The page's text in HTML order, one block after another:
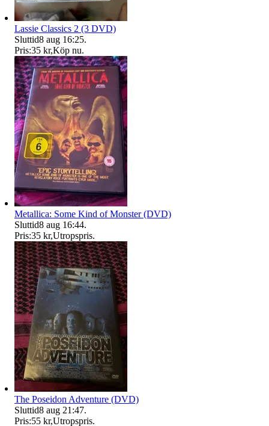
Lassie Classics 2 (3 DVD)
Sluttid8 aug 16:25.
Pris:35 kr,Köp nu.
Metallica: Some Kind of Monster (DVD)
Sluttid8 aug 16:44.
Pris:35 kr,Utropspris.
The Poseidon Adventure (DVD)
Sluttid8 aug 21:47.
Pris:55 kr,Utropspris.